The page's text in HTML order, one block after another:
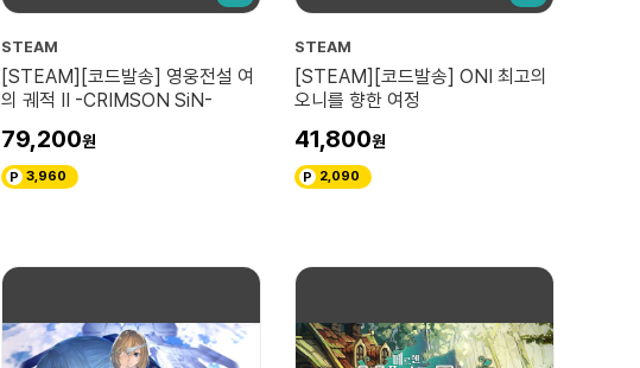
STEAM
[STEAM][코드발송] 영웅전설 여
의 궤적 Ⅱ -CRIMSON SiN-
79,200
3,960
STEAM
[STEAM][코드발송] ONI 최고의
오니를 향한 여정
41,800
2,090